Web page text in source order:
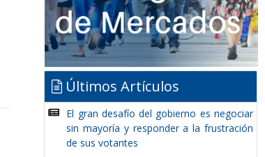
Últimos Artículos
El gran desafío del gobierno es negociar
sin mayoría y responder a la frustración
de sus votantes